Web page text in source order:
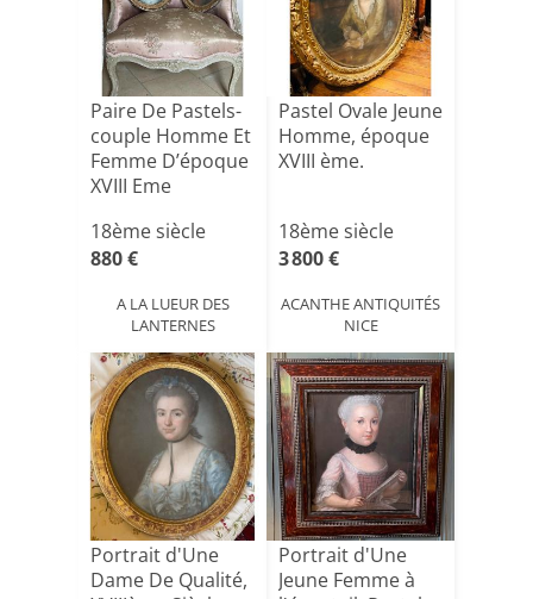
Paire De Pastels-
couple Homme Et
Femme D’époque
XVIII Eme
18ème siècle
880 €
A LA LUEUR DES
LANTERNES
Pastel Ovale Jeune
Homme, époque
XVIII ème.
18ème siècle
3 800 €
ACANTHE ANTIQUITÉS
NICE
Portrait d'Une
Dame De Qualité,
Portrait d'Une
Jeune Femme à